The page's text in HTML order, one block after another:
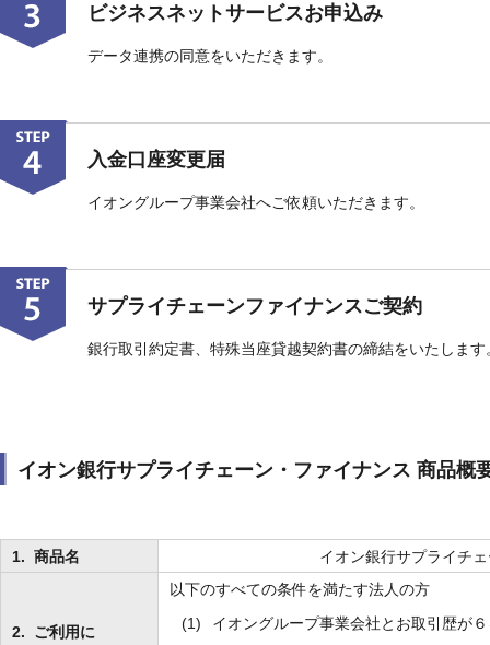
ビジネスネットサービスお申込み
データ連携の同意をいただきます。
入金口座変更届
イオングループ事業会社へご依頼いただきます。
サプライチェーンファイナンスご契約
銀行取引約定書、特殊当座貸越契約書の締結をいたします
イオン銀行サプライチェーン・ファイナンス 商品概
1. 商品名 イオン銀行サプライチ
2.
ご利用に
以下のすべての条件を満たす法人の方
(1)
イオングループ事業会社とお取引歴が